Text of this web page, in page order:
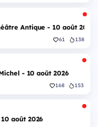
Antique - 10 août 2026
61 138
- 10 août 2026
168 153
août 2026